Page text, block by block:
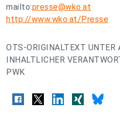
mailto:presse@wko.at
http://www.wko.at/Presse
OTS-ORIGINALTEXT UNTER
INHALTLICHER
PWK